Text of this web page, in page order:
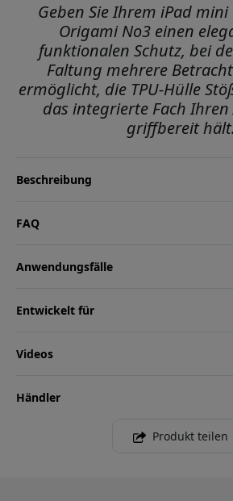
Geben Sie Ihrem iPad
Origami No3 einen
funktionalen Schutz, bei
Faltung mehrere
ermöglicht, die TPU-Hülle
das integrierte Fach Ihren
griffbereit hält.
Beschreibung
FAQ
Anwendungsfälle
Entwickelt für
Videos
Händler
Produkt teilen